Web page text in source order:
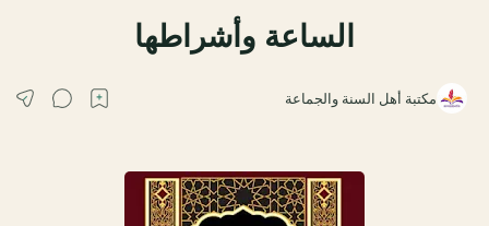
الساعة وأشراطها